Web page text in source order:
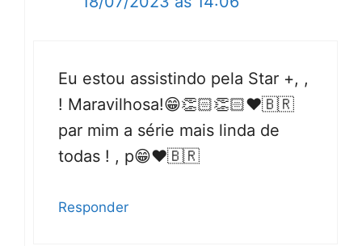
Eu estou assistindo pela Star +, ,
! Maravilhosa!😁👏🏻👏🏻♥️🇧🇷
par mim a série mais linda de
todas ! , p😁♥️🇧🇷
Responder